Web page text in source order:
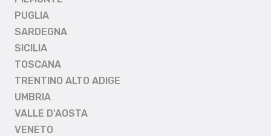
PUGLIA
SARDEGNA
SICILIA
TOSCANA
TRENTINO ALTO ADIGE
UMBRIA
VALLE D'AOSTA
VENETO